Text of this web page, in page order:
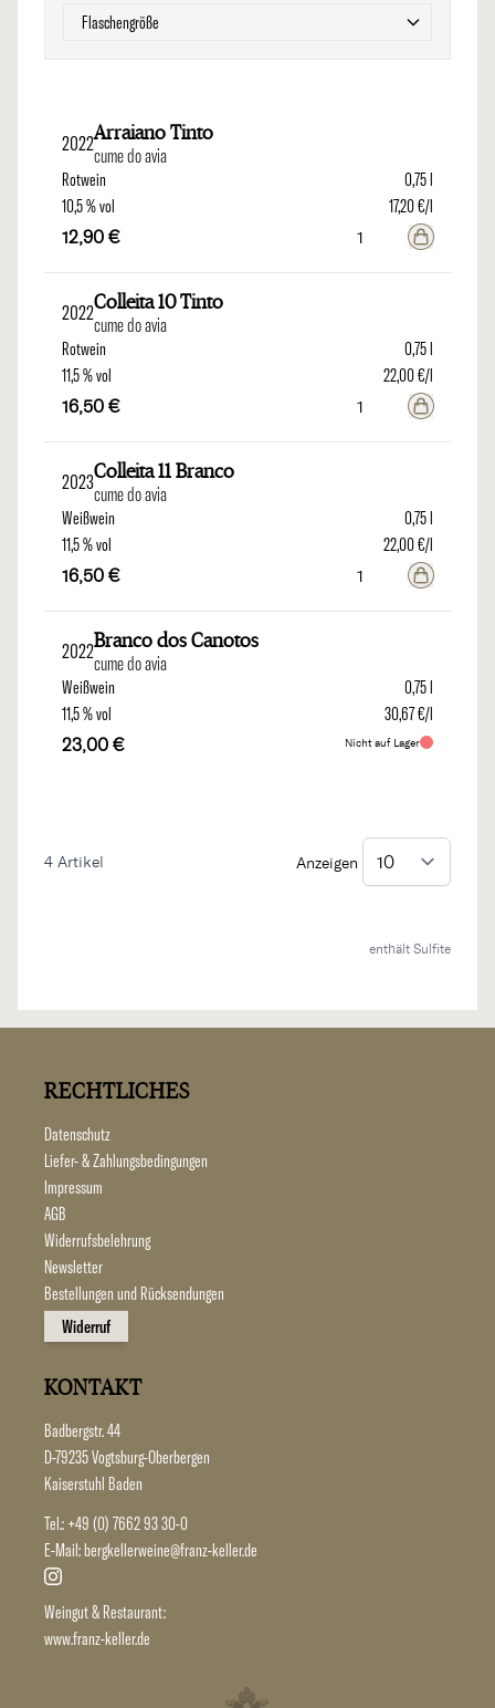
Flaschengröße
2022Arraiano Tinto
cume do avia
Rotwein
0,75 l
10,5 % vol
17,20 €/l
12,90 €
2022Colleita 10 Tinto
cume do avia
Rotwein
0,75 l
11,5 % vol
22,00 €/l
16,50 €
2023Colleita 11 Branco
cume do avia
Weißwein
0,75 l
11,5 % vol
22,00 €/l
16,50 €
2022Branco dos Canotos
cume do avia
Weißwein
0,75 l
11,5 % vol
30,67 €/l
23,00 € Nicht auf Lager
4 Artikel Anzeigen
enthält Sulfite
RECHTLICHES
Datenschutz
Liefer- & Zahlungsbedingungen
Impressum
AGB
Widerrufsbelehrung
Newsletter
Bestellungen und Rücksendungen
Widerruf
KONTAKT
Badbergstr. 44
D-79235 Vogtsburg-Oberbergen
Kaiserstuhl Baden
Tel.: +49 (0) 7662 93 30-0
E-Mail:bergkellerweine@franz-keller.de
Weingut & Restaurant:
www.franz-keller.de